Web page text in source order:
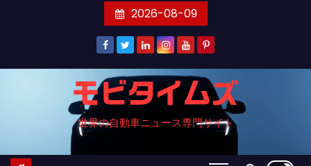
ン
2026-08-09
モビタイムズ
世界の自動車ニュース専門サイト